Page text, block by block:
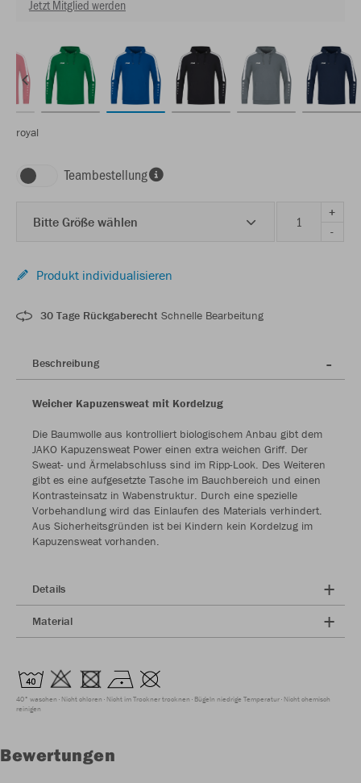
Jetzt Mitglied werden
royal
Teambestellung
Bitte Größe wählen
+
-
Produkt individualisieren
30 Tage Rückgaberecht Schnelle Bearbeitung
Beschreibung
Weicher Kapuzensweat mit Kordelzug
Die Baumwolle aus kontrolliert biologischem Anbau gibt dem
JAKO Kapuzensweat Power einen extra weichen Griff. Der
Sweat- und Ärmelabschluss sind im Ripp-Look. Des Weiteren
gibt es eine aufgesetzte Tasche im Bauchbereich und einen
Kontrasteinsatz in Wabenstruktur. Durch eine spezielle
Vorbehandlung wird das Einlaufen des Materials verhindert.
Aus Sicherheitsgründen ist bei Kindern kein Kordelzug im
Kapuzensweat vorhanden.
Details
Material
40° waschen Nicht chloren Nicht im Trockner trocknen Bügeln niedrige Temperatur Nicht chemisch
reinigen
Bewertungen